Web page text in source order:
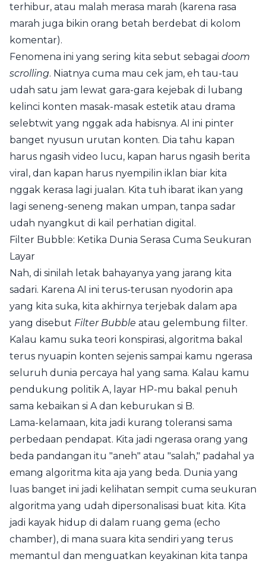
terhibur, atau malah merasa marah (karena rasa
marah juga bikin orang betah berdebat di kolom
komentar).
Fenomena ini yang sering kita sebut sebagai doom
scrolling. Niatnya cuma mau cek jam, eh tau-tau
udah satu jam lewat gara-gara kejebak di lubang
kelinci konten masak-masak estetik atau drama
selebtwit yang nggak ada habisnya. AI ini pinter
banget nyusun urutan konten. Dia tahu kapan
harus ngasih video lucu, kapan harus ngasih berita
viral, dan kapan harus nyempilin iklan biar kita
nggak kerasa lagi jualan. Kita tuh ibarat ikan yang
lagi seneng-seneng makan umpan, tanpa sadar
udah nyangkut di kail perhatian digital.
Filter Bubble: Ketika Dunia Serasa Cuma Seukuran
Layar
Nah, di sinilah letak bahayanya yang jarang kita
sadari. Karena AI ini terus-terusan nyodorin apa
yang kita suka, kita akhirnya terjebak dalam apa
yang disebut Filter Bubble atau gelembung filter.
Kalau kamu suka teori konspirasi, algoritma bakal
terus nyuapin konten sejenis sampai kamu ngerasa
seluruh dunia percaya hal yang sama. Kalau kamu
pendukung politik A, layar HP-mu bakal penuh
sama kebaikan si A dan keburukan si B.
Lama-kelamaan, kita jadi kurang toleransi sama
perbedaan pendapat. Kita jadi ngerasa orang yang
beda pandangan itu "aneh" atau "salah," padahal ya
emang algoritma kita aja yang beda. Dunia yang
luas banget ini jadi kelihatan sempit cuma seukuran
algoritma yang udah dipersonalisasi buat kita. Kita
jadi kayak hidup di dalam ruang gema (echo
chamber), di mana suara kita sendiri yang terus
memantul dan menguatkan keyakinan kita tanpa